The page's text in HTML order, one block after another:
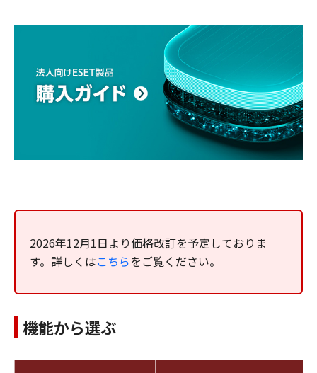
2026年12月1日より価格改訂を予定しておりま
す。詳しくはこちらをご覧ください。
機能から選ぶ